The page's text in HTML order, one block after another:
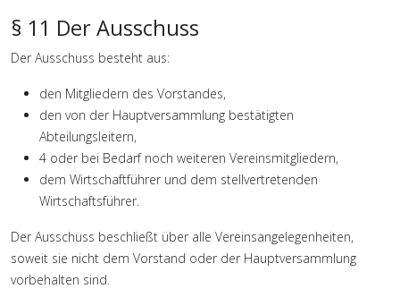
§ 11 Der Ausschuss
Der Ausschuss besteht aus:
den Mitgliedern des Vorstandes,
den von der Hauptversammlung bestätigten
Abteilungsleitern,
4 oder bei Bedarf noch weiteren Vereinsmitgliedern,
dem Wirtschaftführer und dem stellvertretenden
Wirtschaftsführer.
Der Ausschuss beschließt über alle Vereinsangelegenheiten,
soweit sie nicht dem Vorstand oder der Hauptversammlung
vorbehalten sind.